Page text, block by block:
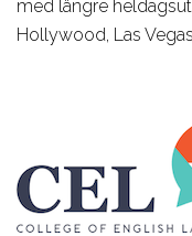
med längre
Hollywood, Las